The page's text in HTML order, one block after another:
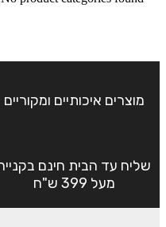
מוצרים איכותיים ומקוריים
שליח עד הבית חינם
מעל 399 ש"ח